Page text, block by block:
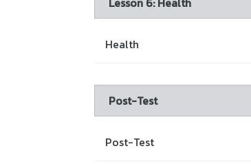
Health
Post-Test
Post-Test